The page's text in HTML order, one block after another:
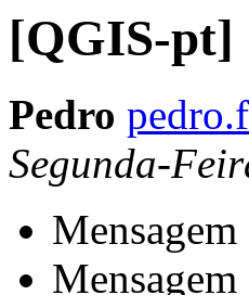
[QGIS-pt]
Pedro
Segunda-